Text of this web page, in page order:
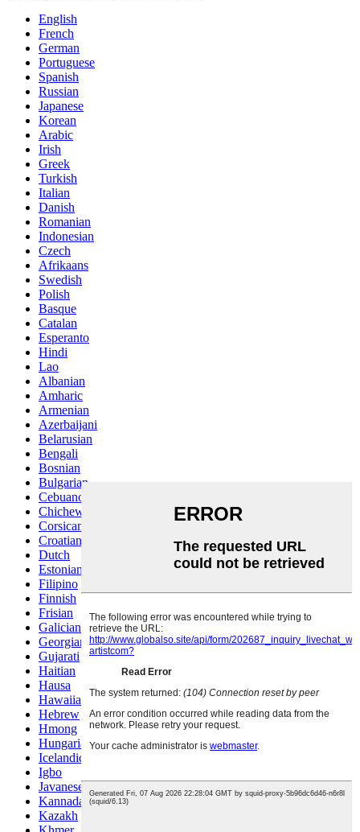
English
French
German
Portuguese
Spanish
Russian
Japanese
Korean
Arabic
Irish
Greek
Turkish
Italian
Danish
Romanian
Indonesian
Czech
Afrikaans
Swedish
Polish
Basque
Catalan
Esperanto
Hindi
Lao
Albanian
Amharic
Armenian
Azerbaijani
Belarusian
Bengali
Bosnian
Bulgarian
Cebuano
Chichewa
Corsican
Croatian
Dutch
Estonian
Filipino
Finnish
Frisian
Galician
Georgian
Gujarati
Haitian
Hausa
Hawaiian
Hebrew
Hmong
Hungarian
Icelandic
Igbo
Javanese
Kannada
Kazakh